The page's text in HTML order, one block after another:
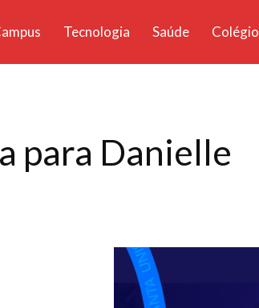
Tecnologia Saúde Colégio
para Danielle